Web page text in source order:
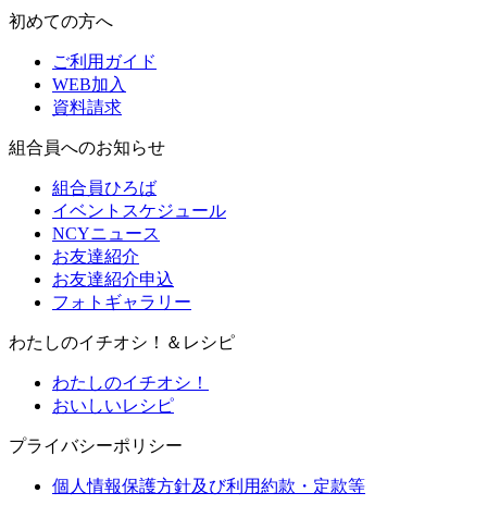
初めての方へ
ご利用ガイド
WEB加入
資料請求
組合員へのお知らせ
組合員ひろば
イベントスケジュール
NCYニュース
お友達紹介
お友達紹介申込
フォトギャラリー
わたしのイチオシ！＆レシピ
わたしのイチオシ！
おいしいレシピ
プライバシーポリシー
個人情報保護方針及び利用約款・定款等